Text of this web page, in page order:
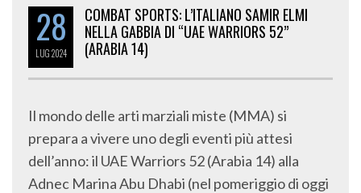
28
LUG2024
COMBAT SPORTS: L’ITALIANO SAMIR ELMI
NELLA GABBIA DI “UAE WARRIORS 52”
(ARABIA 14)
Il mondo delle arti marziali miste (MMA) si
prepara a vivere uno degli eventi più attesi
dell’anno: il UAE Warriors 52 (Arabia 14) alla
Adnec Marina Abu Dhabi (nel pomeriggio di oggi